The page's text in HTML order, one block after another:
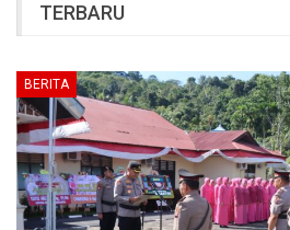
TERBARU
BERITA